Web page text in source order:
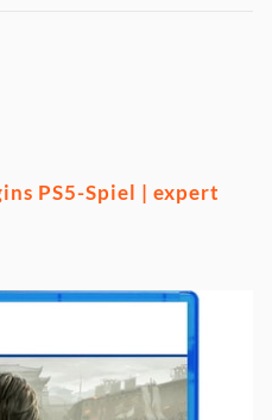
PS5-Spiel | expert